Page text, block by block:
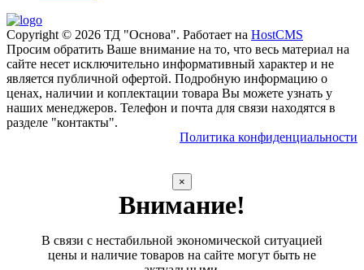
Copyright © 2026 ТД "Основа". Работает на HostCMS
Просим обратить Ваше внимание на то, что весь материал на
сайте несет исключительно информативный характер и не
является публичной офертой. Подробную информацию о
ценах, наличии и коплектации товара Вы можете узнать у
наших менеджеров. Телефон и почта для связи находятся в
разделе "контакты".
Политика конфиденциальности
×
Внимание!
В связи с нестабильной экономической ситуацией
цены и наличие товаров на сайте могут быть не